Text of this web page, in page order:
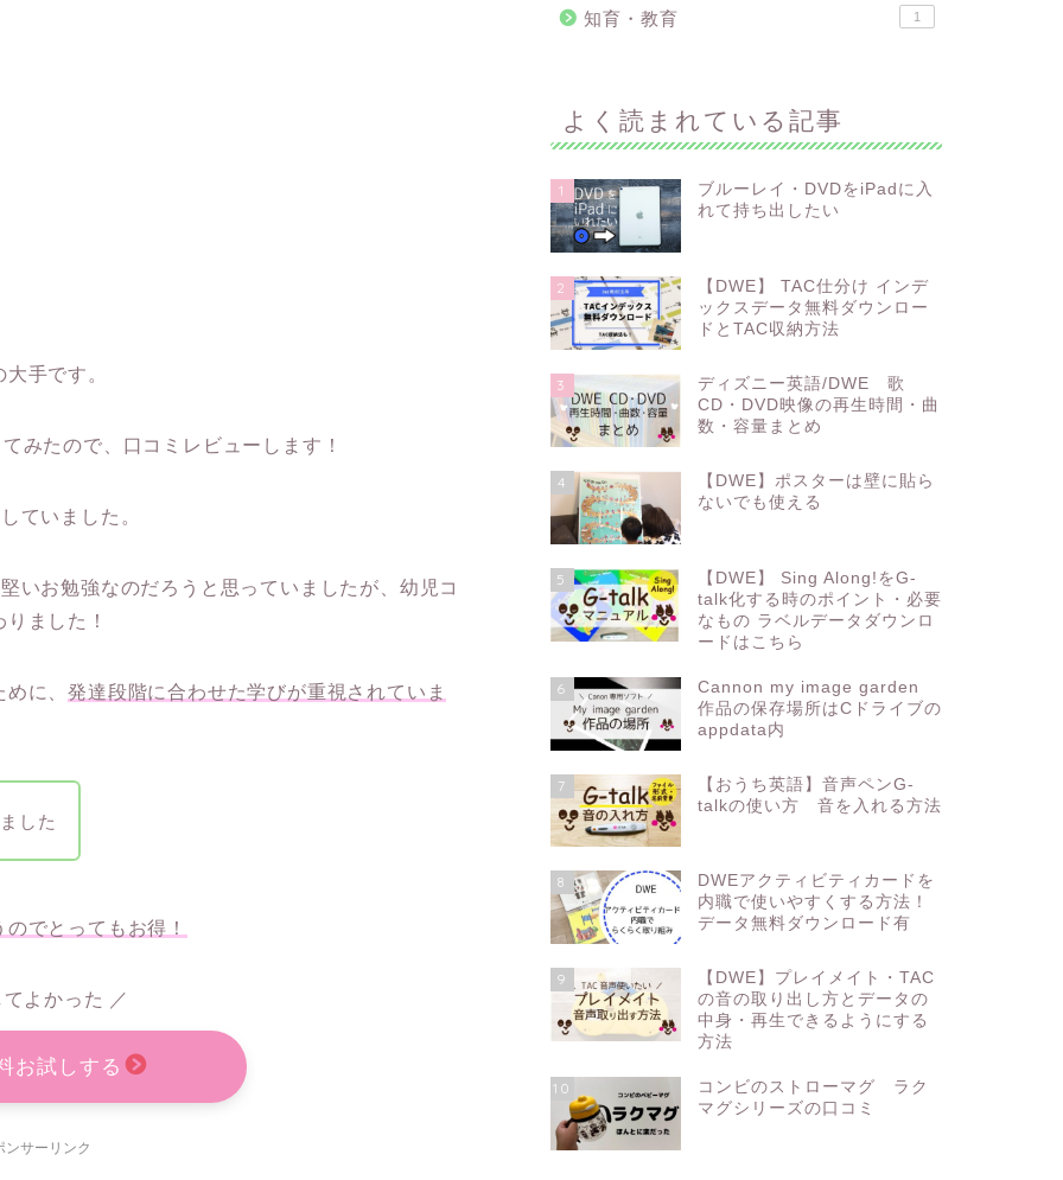
手です。
みたので、口コミレビューします！
ていました。
いお勉強なのだろうと思っていましたが、幼児コ
ました！
めに、発達段階に合わせた学びが重視されていま
した
でとってもお得！
よかった ／
お試しする
ンサーリンク
知育・教育 1
よく読まれている記事
1
ブルーレイ・DVDをiPadに入
れて持ち出したい
2
【DWE】 TAC仕分け インデ
ックスデータ無料ダウンロー
ドとTAC収納方法
3
ディズニー英語/DWE 歌
CD・DVD映像の再生時間・曲
数・容量まとめ
4
【DWE】ポスターは壁に貼ら
ないでも使える
5
【DWE】 Sing Along!をG-
talk化する時のポイント・必要
なもの ラベルデータダウンロ
ードはこちら
6
Cannon my image garden
作品の保存場所はCドライブの
appdata内
7
【おうち英語】音声ペンG-
talkの使い方 音を入れる方法
8
DWEアクティビティカードを
内職で使いやすくする方法！
データ無料ダウンロード有
9
【DWE】プレイメイト・TAC
の音の取り出し方とデータの
中身・再生できるようにする
方法
10
コンビのストローマグ ラク
マグシリーズの口コミ